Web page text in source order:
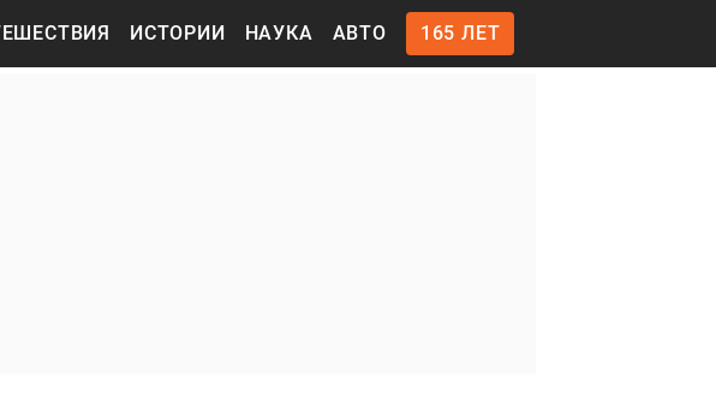
ИСТОРИИ НАУКА АВТО 165 ЛЕТ